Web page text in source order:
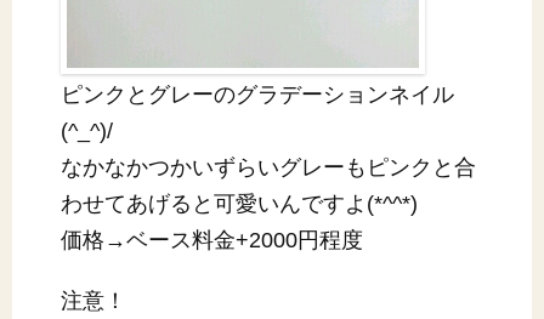
ピンクとグレーのグラデーションネイル
(^_^)/
なかなかつかいずらいグレーもピンクと合
わせてあげると可愛いんですよ(*^^*)
価格→ベース料金+2000円程度
注意！